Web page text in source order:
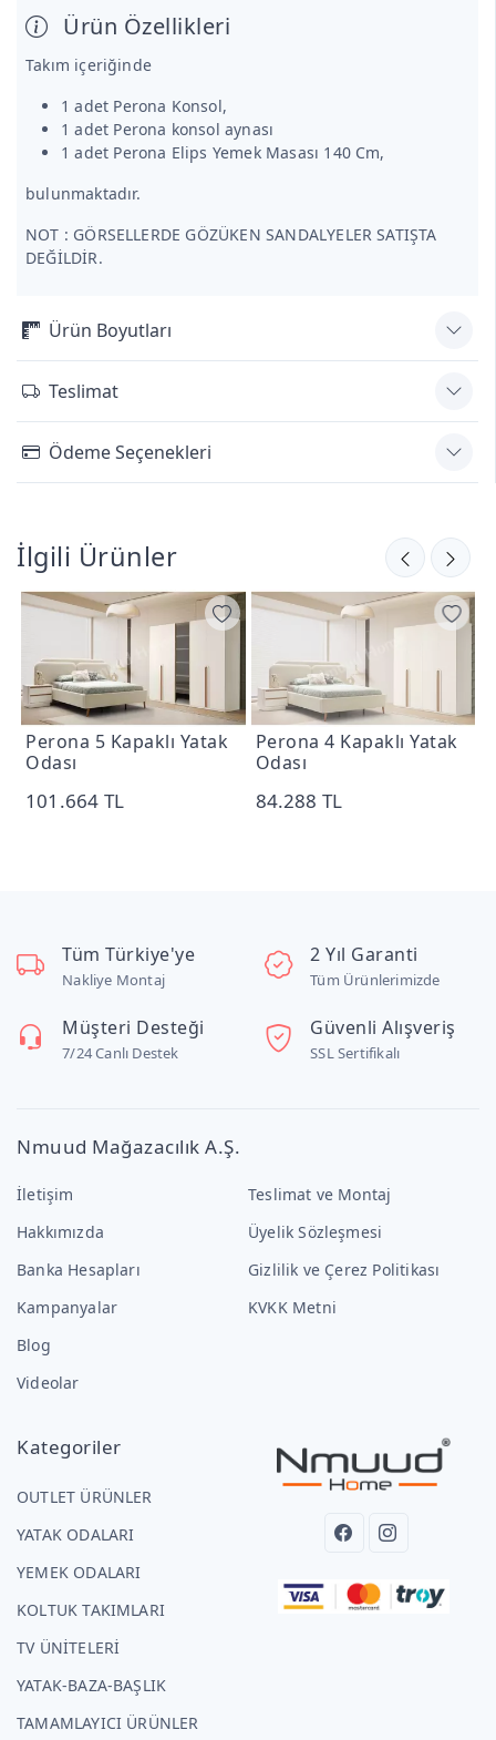
Ürün Özellikleri
Takım içeriğinde
1 adet Perona Konsol,
1 adet Perona konsol aynası
1 adet Perona Elips Yemek Masası 140 Cm,
bulunmaktadır.
NOT : GÖRSELLERDE GÖZÜKEN SANDALYELER SATIŞTA
DEĞİLDİR.
Ürün Boyutları
Teslimat
Ödeme Seçenekleri
İlgili Ürünler
Perona 5 Kapaklı Yatak
Odası
101.664 TL
Perona 4 Kapaklı Yatak
Odası
84.288 TL
Tüm Türkiye'ye
Nakliye Montaj
2 Yıl Garanti
Tüm Ürünlerimizde
Müşteri Desteği
7/24 Canlı Destek
Güvenli Alışveriş
SSL Sertifikalı
Nmuud Mağazacılık A.Ş.
İletişim
Hakkımızda
Banka Hesapları
Kampanyalar
Blog
Videolar
Teslimat ve Montaj
Üyelik Sözleşmesi
Gizlilik ve Çerez Politikası
KVKK Metni
Kategoriler
OUTLET ÜRÜNLER
YATAK ODALARI
YEMEK ODALARI
KOLTUK TAKIMLARI
TV ÜNİTELERİ
YATAK-BAZA-BAŞLIK
TAMAMLAYICI ÜRÜNLER